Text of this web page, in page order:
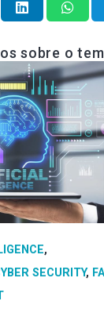
sobre o
,
SECURITY,